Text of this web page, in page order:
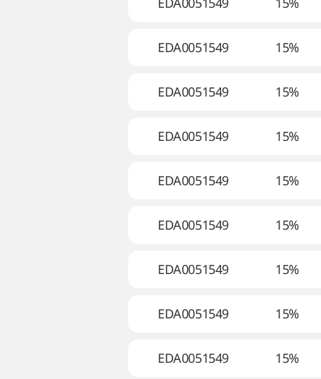
EDA0051549 15%
EDA0051549 15%
EDA0051549 15%
EDA0051549 15%
EDA0051549 15%
EDA0051549 15%
EDA0051549 15%
EDA0051549 15%